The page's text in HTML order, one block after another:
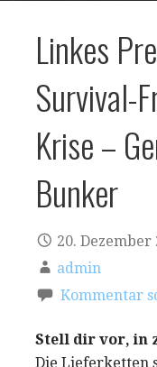
Linkes
Survival-
Krise –
Bunker
20. Dezember
admin
Kommentar
Stell dir vor, in
Die Lieferketten